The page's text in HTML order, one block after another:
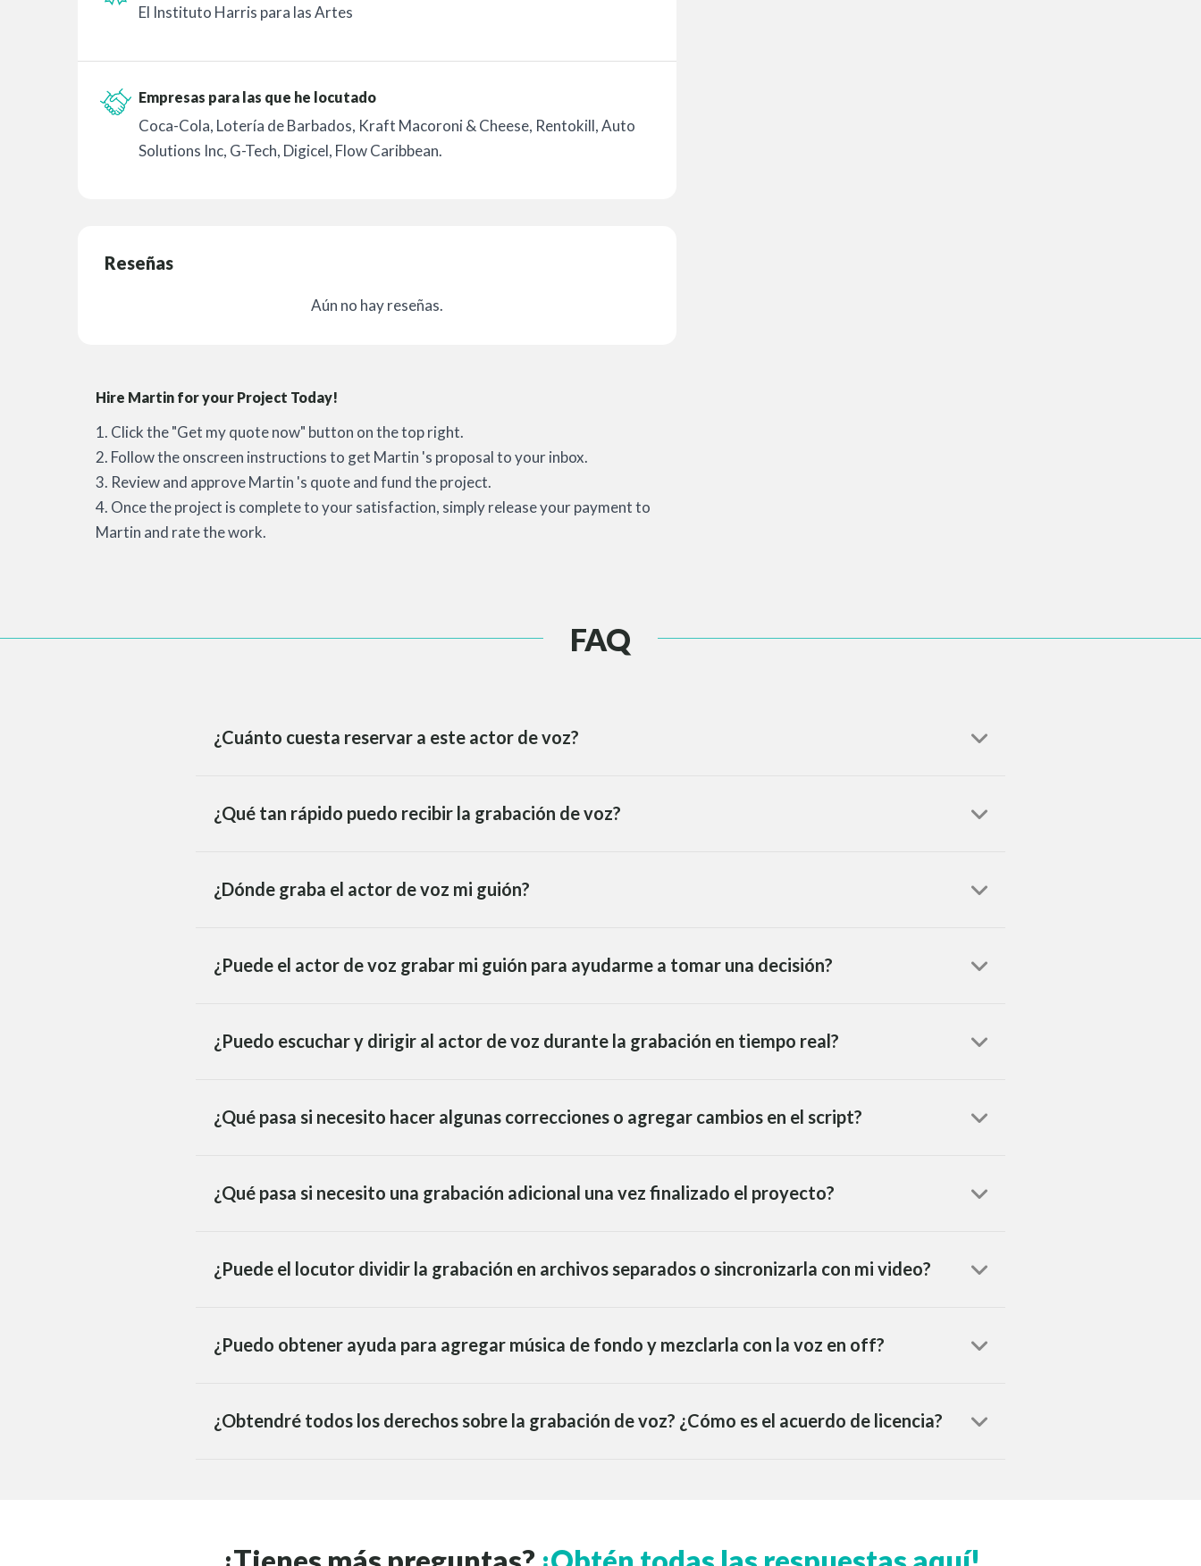
El Instituto Harris para las Artes
Empresas para las que he locutado
Coca-Cola, Lotería de Barbados, Kraft Macoroni & Cheese, Rentokill, Auto
Solutions Inc, G-Tech, Digicel, Flow Caribbean.
Reseñas
Aún no hay reseñas.
Hire Martin for your Project Today!
1. Click the "Get my quote now" button on the top right.
2. Follow the onscreen instructions to get Martin 's proposal to your inbox.
3. Review and approve Martin 's quote and fund the project.
4. Once the project is complete to your satisfaction, simply release your payment to
Martin and rate the work.
FAQ
¿Cuánto cuesta reservar a este actor de voz?
¿Qué tan rápido puedo recibir la grabación de voz?
¿Dónde graba el actor de voz mi guión?
¿Puede el actor de voz grabar mi guión para ayudarme a tomar una decisión?
¿Puedo escuchar y dirigir al actor de voz durante la grabación en tiempo real?
¿Qué pasa si necesito hacer algunas correcciones o agregar cambios en el script?
¿Qué pasa si necesito una grabación adicional una vez finalizado el proyecto?
¿Puede el locutor dividir la grabación en archivos separados o sincronizarla con mi video?
¿Puedo obtener ayuda para agregar música de fondo y mezclarla con la voz en off?
¿Obtendré todos los derechos sobre la grabación de voz? ¿Cómo es el acuerdo de licencia?